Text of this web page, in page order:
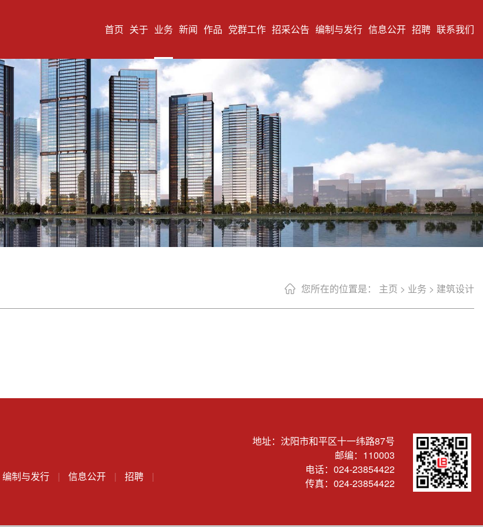
首页 关于 业务 新闻 作品 党群工作 招采公告 编制与发行 信息公开 招聘 联系我们
您所在的位置是： 主页 > 业务 > 建筑设计
地址：沈阳市和平区十一纬路87号
邮编：110003
电话：024-23854422
传真：024-23854422
编制与发行 | 信息公开 | 招聘
|